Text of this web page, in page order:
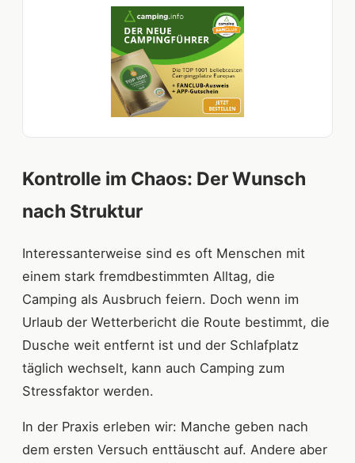
Kontrolle im Chaos: Der Wunsch
nach Struktur
Interessanterweise sind es oft Menschen mit
einem stark fremdbestimmten Alltag, die
Camping als Ausbruch feiern. Doch wenn im
Urlaub der Wetterbericht die Route bestimmt, die
Dusche weit entfernt ist und der Schlafplatz
täglich wechselt, kann auch Camping zum
Stressfaktor werden.
In der Praxis erleben wir: Manche geben nach
dem ersten Versuch enttäuscht auf. Andere aber